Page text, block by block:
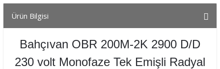
Ürün Bilgisi
Bahçıvan OBR 200M-2K 2900 D/D
230 volt Monofaze Tek Emişli Radyal